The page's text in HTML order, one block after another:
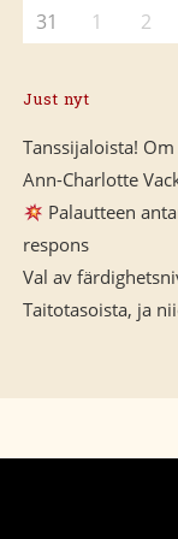
31 1 2
Just nyt
Tanssijaloista!
Ann-Charlotte
Palautteen
respons
Val av
Taitotasoista, ja